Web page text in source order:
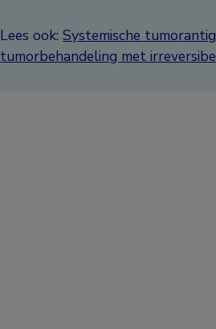
Lees ook: Systemische
tumorbehandeling met